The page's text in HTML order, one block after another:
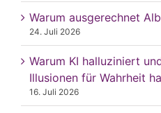
Warum ausgerechnet
24. Juli 2026
Warum KI halluziniert
Illusionen für Wahrheit
16. Juli 2026